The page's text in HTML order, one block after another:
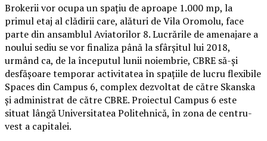
Brokerii vor ocupa un spaţiu de aproape 1.000 mp, la
primul etaj al clădirii care, alături de Vila Oromolu, face
parte din ansamblul Aviatorilor 8. Lucrările de amenajare a
noului sediu se vor finaliza până la sfârşitul lui 2018,
urmând ca, de la începutul lunii noiembrie, CBRE să-şi
desfăşoare temporar activitatea în spaţiile de lucru flexibile
Spaces din Campus 6, complex dezvoltat de către Skanska
şi administrat de către CBRE. Proiectul Campus 6 este
situat lângă Universitatea Politehnică, în zona de centru-
vest a capitalei.